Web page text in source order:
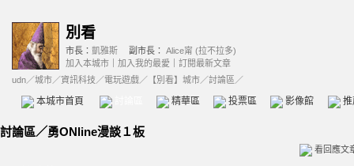
別看
市長： 凱雅斯 副市長： Alice甯 (拉不拉多)
加入本城市
加入我的最愛
訂閱最新文章
udn／城市／資訊科技 ／電玩遊戲／ 【別看】城市／討論區／
本城市首頁 精華區 投票區 影像館
討論區／勇ONline漫談１板
看回應文